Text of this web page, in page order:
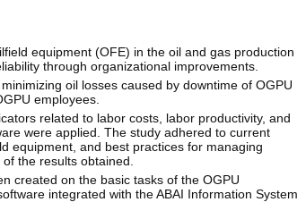
equipment (OFE) in the oil and gas production
through organizational improvements.
oil losses caused by downtime of OGPU
employees.
related to labor costs, labor productivity, and
were applied. The study adhered to current
equipment, and best practices for managing
the results obtained.
created on the basic tasks of the OGPU
integrated with the ABAI Information System